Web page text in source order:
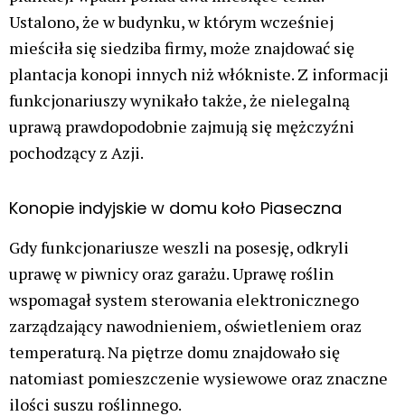
Ustalono, że w budynku, w którym wcześniej
mieściła się siedziba firmy, może znajdować się
plantacja konopi innych niż włókniste. Z informacji
funkcjonariuszy wynikało także, że nielegalną
uprawą prawdopodobnie zajmują się mężczyźni
pochodzący z Azji.
Konopie indyjskie w domu koło Piaseczna
Gdy funkcjonariusze weszli na posesję, odkryli
uprawę w piwnicy oraz garażu. Uprawę roślin
wspomagał system sterowania elektronicznego
zarządzający nawodnieniem, oświetleniem oraz
temperaturą. Na piętrze domu znajdowało się
natomiast pomieszczenie wysiewowe oraz znaczne
ilości suszu roślinnego.